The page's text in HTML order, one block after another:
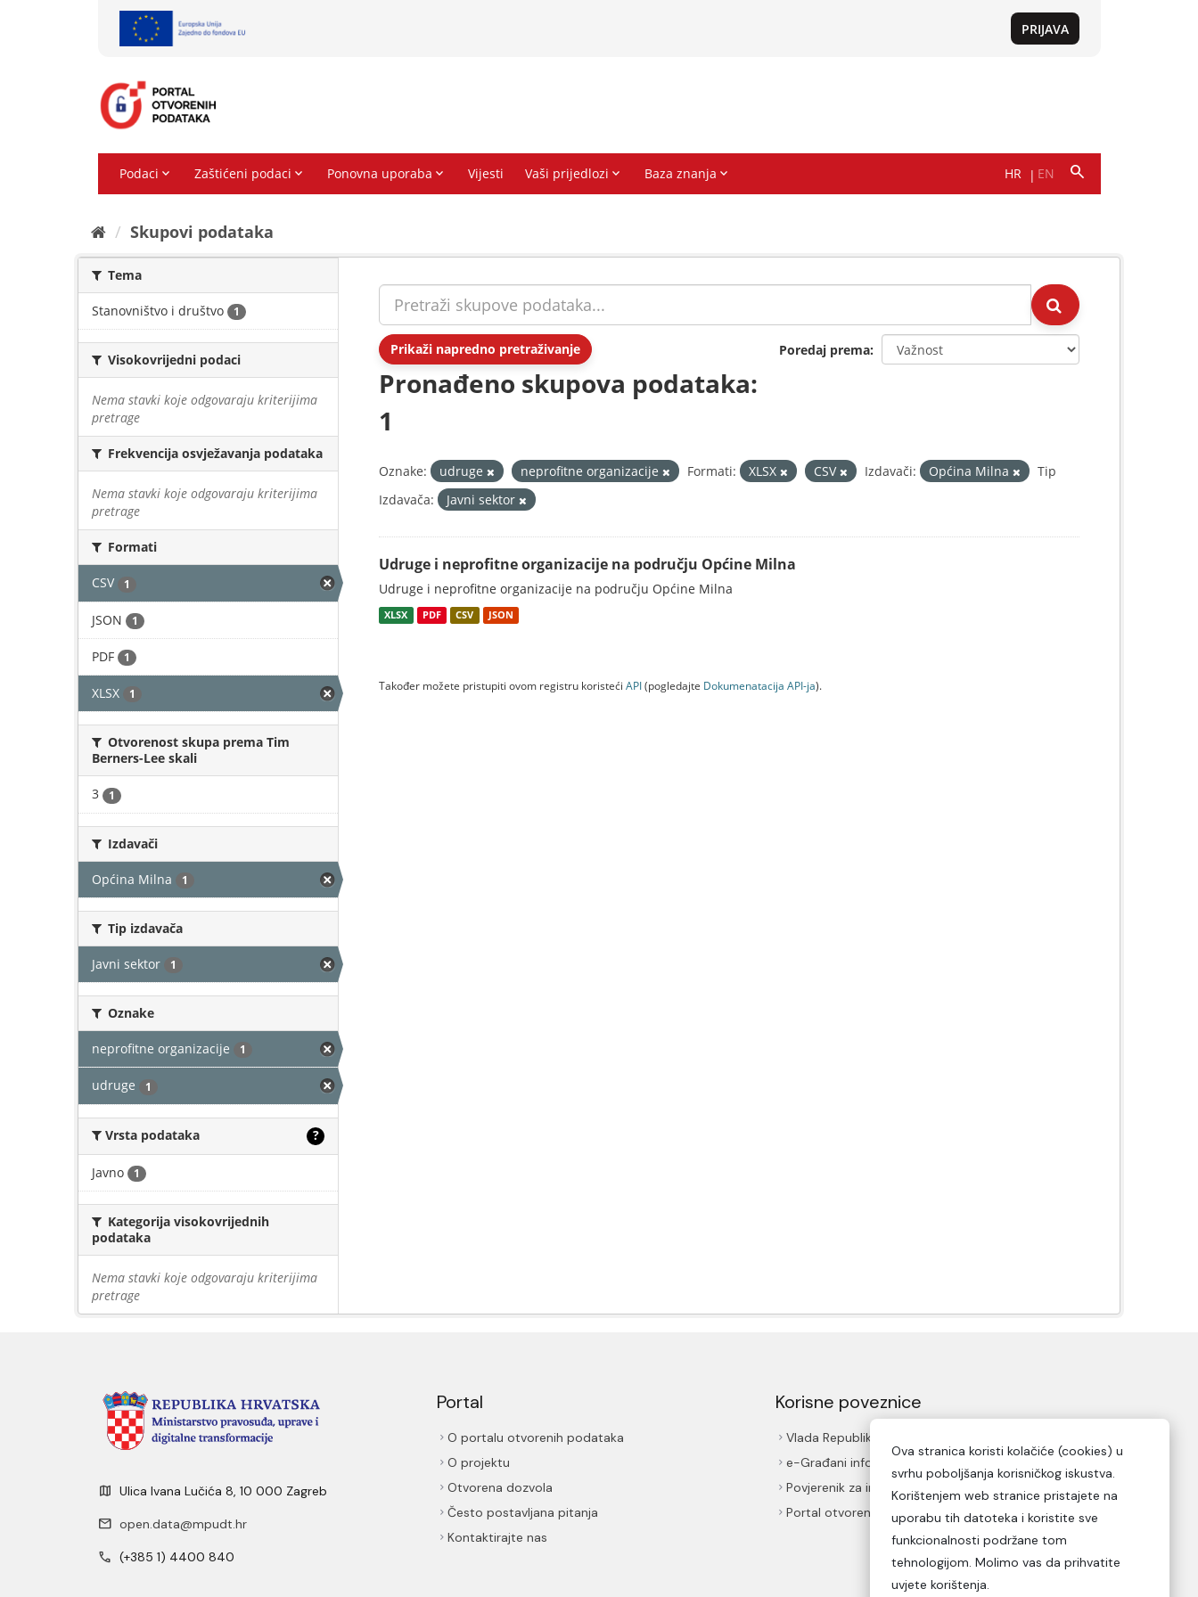
Skupovi podаtаkа
Tema
Stanovništvo i društvo 1
Visokovrijedni podaci
Nema stavki koje odgovaraju kriterijima
pretrage
Frekvencija osvježavanja podataka
Nema stavki koje odgovaraju kriterijima
pretrage
Formati
CSV 1
JSON 1
PDF 1
XLSX 1
Otvorenost skupa prema Tim
Berners-Lee skali
3 1
Izdavači
Općina Milna 1
Tip izdavača
Javni sektor 1
Oznake
neprofitne organizacije 1
udruge 1
Vrsta podataka ?
Javno 1
Kategorija visokovrijednih
podataka
Nema stavki koje odgovaraju kriterijima
pretrage
Prikaži napredno pretraživanje Poredaj prema
Pronađeno skupova podataka:
1
Oznake: udruge neprofitne organizacije Formati: XLSX CSV Izdavači: Općina Milna
Tip
Izdavača:
Javni sektor
Udruge i neprofitne organizacije na području Općine Milna
Udruge i neprofitne organizacije na području Općine Milna
XLSX PDF CSV JSON
Također možete pristupiti ovom registru koristeći API(pogledajte Dokumenаtаcijа API-jа).